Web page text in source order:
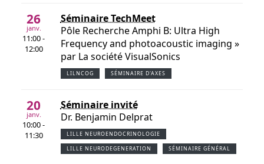
26
janv.
11:00 -
12:00
Séminaire TechMeet
Pôle Recherche Amphi B: Ultra High
Frequency and photoacoustic imaging »
par La société VisualSonics
LILNCOG SÉMINAIRE D'AXES
20
janv.
10:00 -
11:30
Séminaire invité
Dr. Benjamin Delprat
LILLE NEUROENDOCRINOLOGIE
LILLE NEURODEGENERATION SÉMINAIRE GÉNÉRAL